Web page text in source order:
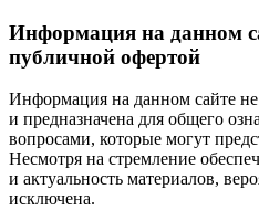
Информация на данном
публичной офертой
Информация на данном сайте
и предназначена для общего
вопросами, которые могут
Несмотря на стремление
и актуальность материалов,
исключена.